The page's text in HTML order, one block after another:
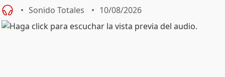
Sonido Totales 10/08/2026